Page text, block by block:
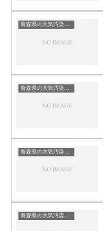
青森県の大気汚染・PM2.5・黄砂・エアロゾルの数値
青森県の大気汚染・PM2.5・黄砂・エアロゾルの数値
青森県の大気汚染・PM2.5・黄砂・エアロゾルの数値
青森県の大気汚染・PM2.5・黄砂・エアロゾルの数値